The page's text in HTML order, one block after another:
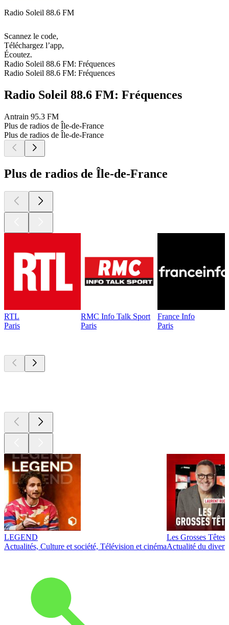
Radio Soleil 88.6 FM
Scannez le code,
Téléchargez l’app,
Écoutez.
Radio Soleil 88.6 FM: Fréquences
Radio Soleil 88.6 FM: Fréquences
Radio Soleil 88.6 FM: Fréquences
Antrain 95.3 FM
Plus de radios de Île-de-France
Plus de radios de Île-de-France
Plus de radios de Île-de-France
RTL
Paris
RMC Info Talk Sport
Paris
France Info
Paris
LEGEND
Actualités, Culture et société, Télévision et cinéma
Les Grosses Têtes
Actualité du